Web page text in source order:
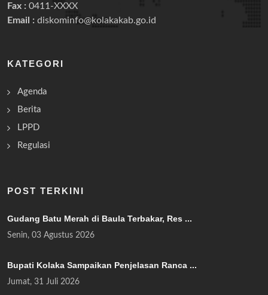
Fax : 0411-XXXX
Email : diskominfo@kolakakab.go.id
KATEGORI
Agenda
Berita
LPPD
Regulasi
POST TERKINI
Gudang Batu Merah di Baula Terbakar, Res ...
Senin, 03 Agustus 2026
Bupati Kolaka Sampaikan Penjelasan Ranca ...
Jumat, 31 Juli 2026